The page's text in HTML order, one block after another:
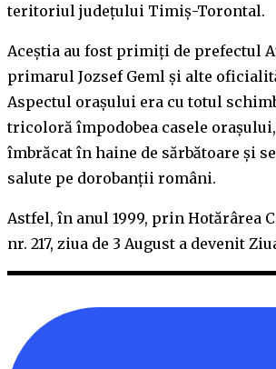
teritoriul judeţului Timiş-Torontal.
Aceștia au fost primiți de prefectul
primarul Jozsef Geml și alte
Aspectul oraşului era cu totul
tricoloră împodobea casele
îmbrăcat în haine de sărbătoare şi
salute pe dorobanţii români.
Astfel, în anul 1999, prin Hotărârea
nr. 217, ziua de 3 August a devenit